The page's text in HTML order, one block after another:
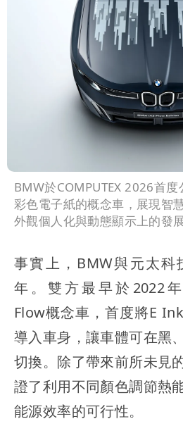
BMW於COMPUTEX 2026首
彩色電子紙的概念車，展現智
外觀個人化與動態顯示上的發
事實上，BMW與元太科
年。雙方最早於2022
Flow概念車，首度將E
導入車身，讓車體可在黑
切換。除了帶來前所未見
證了利用不同顏色調節熱
能源效率的可行性。